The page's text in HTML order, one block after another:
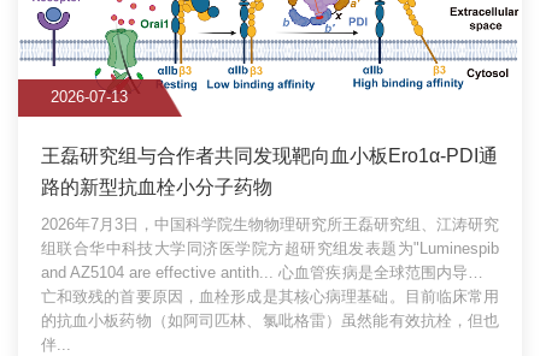
2026-07-13
王磊研究组与合作者共同发现靶向血小板Ero1α-PDI通
路的新型抗血栓小分子药物
2026年7月3日，中国科学院生物物理研究所王磊研究组、江涛研究
组联合华中科技大学同济医学院方超研究组发表题为"Luminespib
and AZ5104 are effective antith...
心血管疾病是全球范围内导致死
亡和致残的首要原因，血栓形成是其核心病理基础。目前临床常用
的抗血小板药物（如阿司匹林、氯吡格雷）虽然能有效抗栓，但也
伴...